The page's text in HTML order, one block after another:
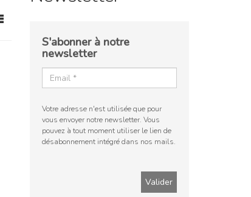
S'abonner à notre
newsletter
Votre adresse n'est utilisée que pour
vous envoyer notre newsletter. Vous
pouvez à tout moment utiliser le lien de
désabonnement intégré dans nos mails.